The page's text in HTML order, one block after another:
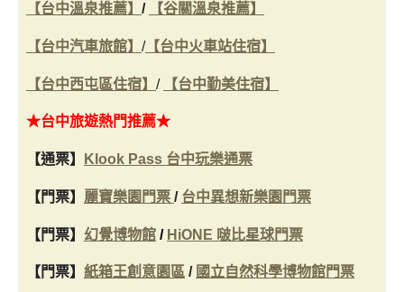
【台中溫泉推薦】 / 【谷關溫泉推薦】
【台中汽車旅館】 /【台中火車站住宿】
【台中西屯區住宿】 / 【台中勤美住宿】
★台中旅遊熱門推薦★
【通票】 Klook Pass 台中玩樂通票
【門票】 麗寶樂園門票 / 台中異想新樂園門票
【門票】 幻覺博物館 / HiONE 啵比星球門票
【門票】 紙箱王創意園區 / 國立自然科學博物館門票